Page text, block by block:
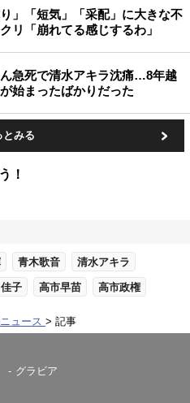
」「短気」「采配」に大きな不
リ「崩れてる感じするわ」
急死で清水アキラ沈痛…8年越
始まったばかりだった
とみる
！
青木歌音 清水アキラ
子 高市早苗 高市政権
ュース 記事
グラビア